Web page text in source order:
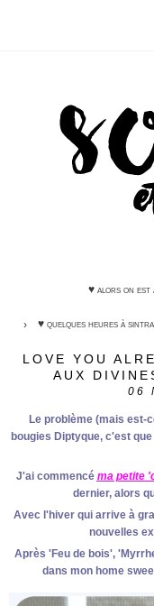
♥ alors on est
♥ quelques heures à
LOVE YOU
AUX
06
Le problème (mais est-
bougies Diptyque, c'est
J'ai commencé ma petite
dernier, alors
Avec l'hiver qui arrive à
nouvelles
Après 'Feu de bois',
dans mon home